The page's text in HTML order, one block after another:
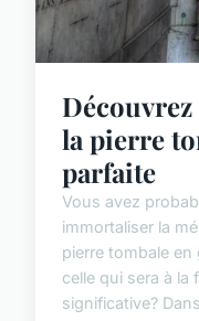
la pierre
parfaite
Vous avez
immortaliser la
pierre tombale
celle qui sera à la
significative?